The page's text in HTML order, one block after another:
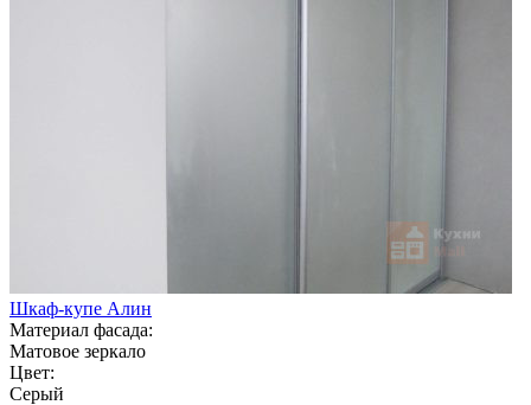
Шкаф-купе Алин
Материал фасада:
Матовое зеркало
Цвет:
Серый